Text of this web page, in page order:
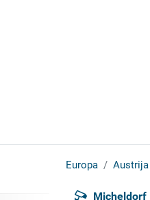
Europa Austrija
Micheldorf